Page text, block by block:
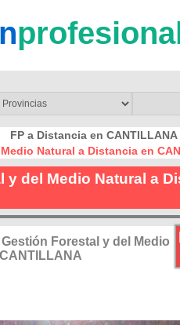
FP a Distancia en CANTILLANA
Natural a Distancia en
y del Medio Natural a
Forestal y del Medio